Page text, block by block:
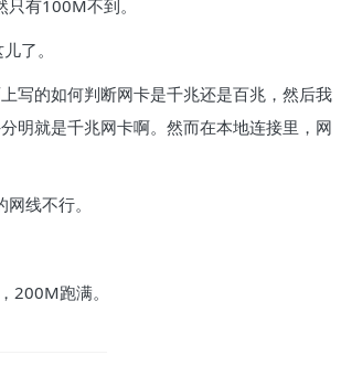
有100M不到。
了。
写的如何判断网卡是千兆还是百兆，然后我
明就是千兆网卡啊。然而在本地连接里，网
线不行。
200M跑满。